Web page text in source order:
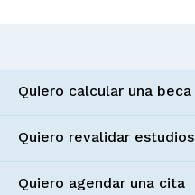
Quiero calcular una beca
Quiero revalidar estudios
Quiero agendar una cita